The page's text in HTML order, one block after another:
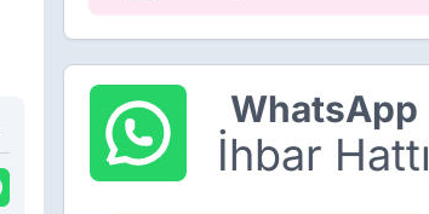
WhatsApp
İhbar Hattı